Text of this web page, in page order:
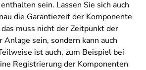
sein. Lassen Sie sich auch
die Garantiezeit der Komponente
muss nicht der Zeitpunkt der
Anlage sein, sondern kann auch
ist auch, zum Beispiel bei
Registrierung der Komponenten